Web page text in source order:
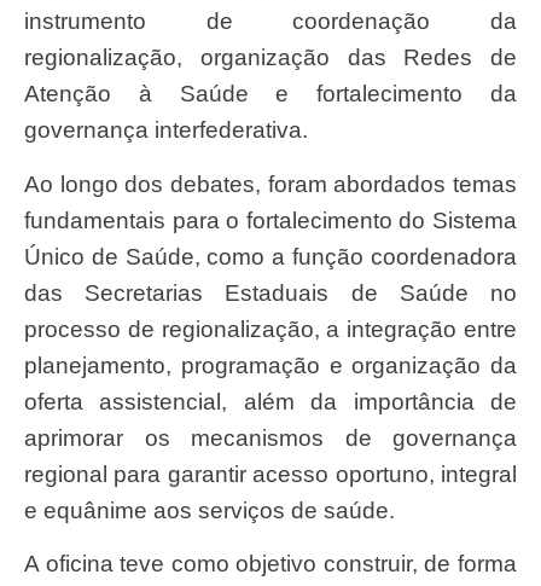
instrumento de coordenação da
regionalização, organização das Redes de
Atenção à Saúde e fortalecimento da
governança interfederativa.
Ao longo dos debates, foram abordados temas
fundamentais para o fortalecimento do Sistema
Único de Saúde, como a função coordenadora
das Secretarias Estaduais de Saúde no
processo de regionalização, a integração entre
planejamento, programação e organização da
oferta assistencial, além da importância de
aprimorar os mecanismos de governança
regional para garantir acesso oportuno, integral
e equânime aos serviços de saúde.
A oficina teve como objetivo construir, de forma